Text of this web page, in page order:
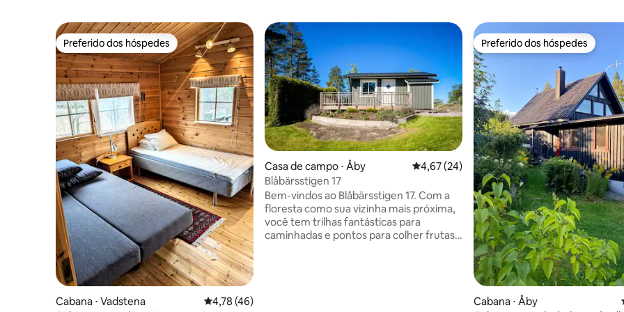
Preferido dos hóspedes
Preferido dos hóspedes
Cabana ⋅ Vadstena 4,78 de uma avaliação média de 5, 46 avaliações
4,78 (46)
Casa de campo ⋅ Åby 4,67 de uma avaliação média de 5, 24
4,67 (24)
Blåbärsstigen 17
Bem-vindos ao Blåbärsstigen 17. Com a
floresta como sua vizinha mais próxima,
você tem trilhas fantásticas para
caminhadas e pontos para colher frutas
Preferido dos hóspedes
Preferido dos hóspedes
Cabana ⋅ Åby